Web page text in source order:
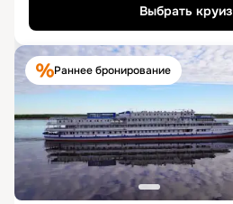
Выбрать круиз
Раннее бронирование